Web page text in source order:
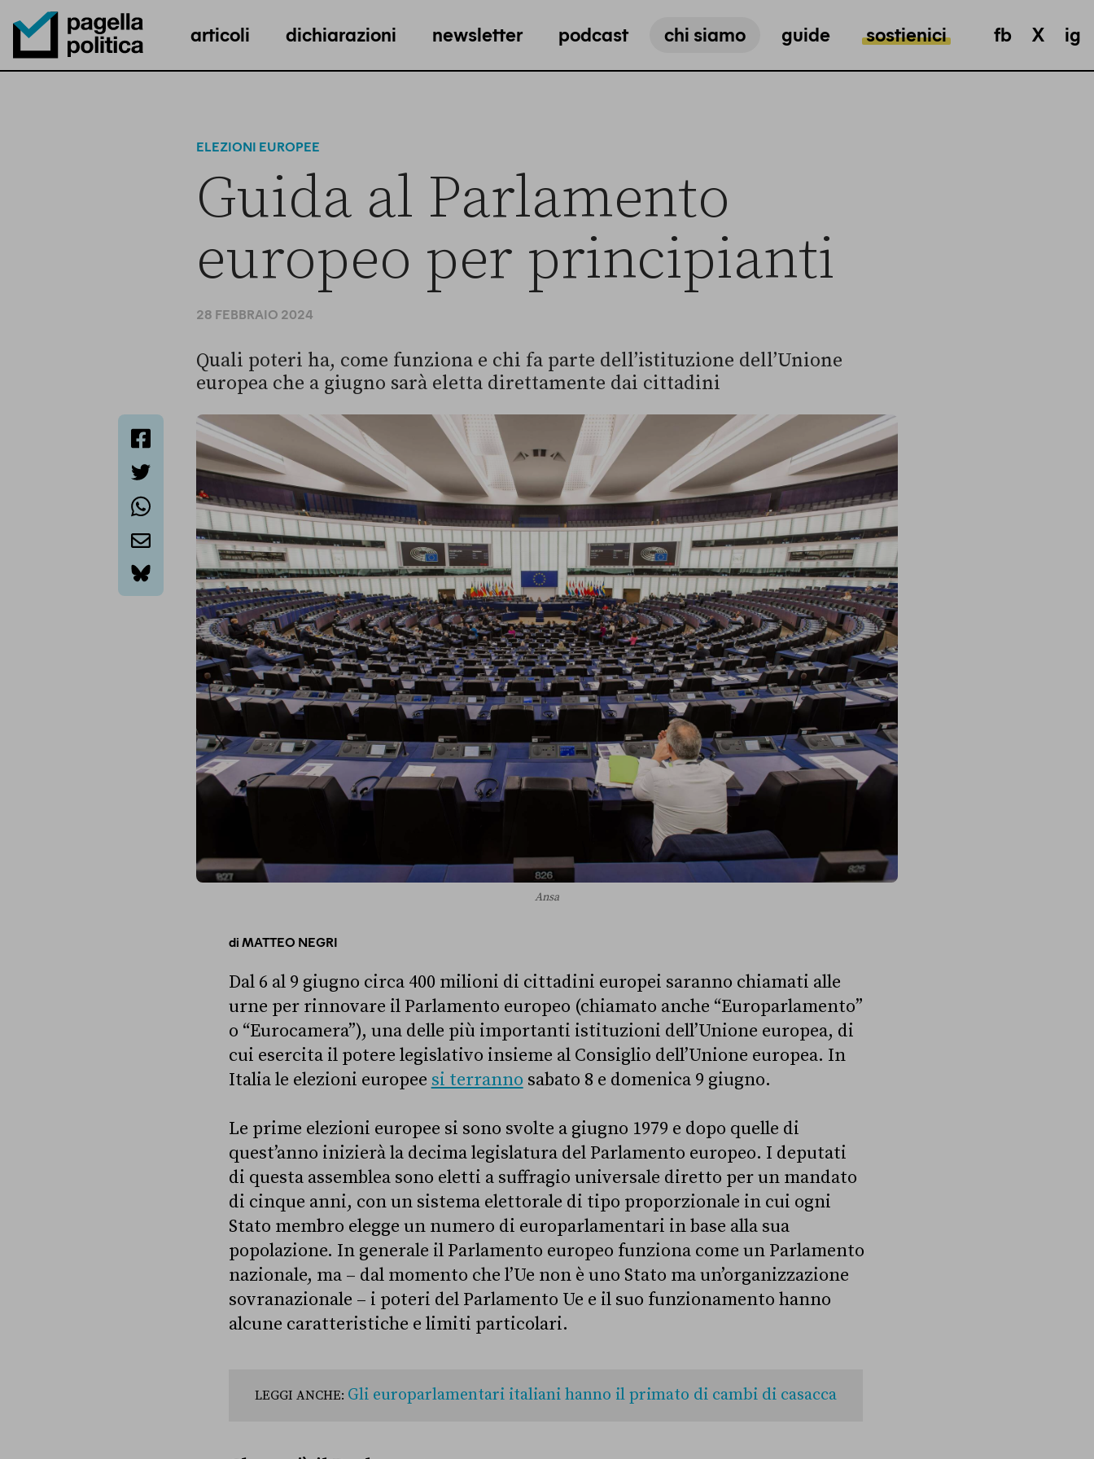
Pagella Politica Logo
articoli dichiarazioni newsletter podcast chi siamo guide sostienici fb X ig
ELEZIONI EUROPEE
Guida al Parlamento
europeo per principianti
28 FEBBRAIO 2024
bluesky
Quali poteri ha, come funziona e chi fa parte dell’istituzione dell’Unione
europea che a giugno sarà eletta direttamente dai cittadini
Ansa
diMATTEO NEGRI
Dal 6 al 9 giugno circa 400 milioni di cittadini europei saranno chiamati alle
urne per rinnovare il Parlamento europeo (chiamato anche “Europarlamento”
o “Eurocamera”), una delle più importanti istituzioni dell’Unione europea, di
cui esercita il potere legislativo insieme al Consiglio dell’Unione europea. In
Italia le elezioni europee si terranno sabato 8 e domenica 9 giugno.
Le prime elezioni europee si sono svolte a giugno 1979 e dopo quelle di
quest’anno inizierà la decima legislatura del Parlamento europeo. I deputati
di questa assemblea sono eletti a suffragio universale diretto per un mandato
di cinque anni, con un sistema elettorale di tipo proporzionale in cui ogni
Stato membro elegge un numero di europarlamentari in base alla sua
popolazione. In generale il Parlamento europeo funziona come un Parlamento
nazionale, ma – dal momento che l’Ue non è uno Stato ma un’organizzazione
sovranazionale – i poteri del Parlamento Ue e il suo funzionamento hanno
alcune caratteristiche e limiti particolari.
LEGGI ANCHE: Gli europarlamentari italiani hanno il primato di cambi di casacca